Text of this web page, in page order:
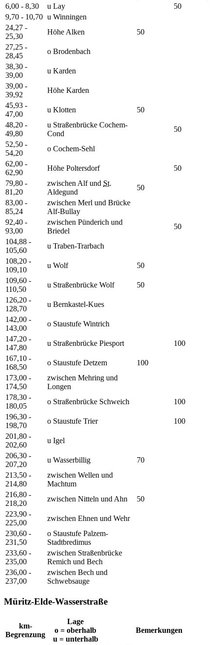
6,00 - 8,30
u Lay
50
9,70 - 10,70 u Winningen
24,27 -
25,30
Höhe Alken
50
27,25 -
28,45
o Brodenbach
38,30 -
39,00
u Karden
39,00 -
39,92
Höhe Karden
45,93 -
47,00
u Klotten
50
48,20 -
49,80
u Straßenbrücke Cochem-
Cond
50
52,50 -
54,20
o Cochem-Sehl
62,00 -
62,90
Höhe Poltersdorf
50
79,80 -
81,20
zwischen Alf und St.
Aldegund
50
83,00 -
85,24
zwischen Merl und Brücke
Alf-Bullay
92,40 -
93,00
zwischen Pünderich und
Briedel
50
104,88 -
105,60
u Traben-Trarbach
108,20 -
109,10
u Wolf
50
109,60 -
110,50
u Straßenbrücke Wolf
50
126,20 -
128,70
u Bernkastel-Kues
142,00 -
143,00
o Staustufe Wintrich
147,20 -
147,80
u Straßenbrücke Piesport
100
167,10 -
168,50
o Staustufe Detzem
100
173,00 -
174,50
zwischen Mehring und
Longen
178,30 -
180,05
o Straßenbrücke Schweich
100
196,30 -
198,70
o Staustufe Trier
100
201,80 -
202,60
u Igel
206,30 -
207,20
u Wasserbillig
70
213,50 -
214,80
zwischen Wellen und
Machtum
216,80 -
218,20
zwischen Nitteln und Ahn
50
223,90 -
225,00
zwischen Ehnen und Wehr
230,60 -
231,50
o Staustufe Palzem-
Stadtbredimus
233,60 -
235,00
zwischen Straßenbrücke
Remich und Bech
236,00 -
237,00
zwischen Bech und
Schwebsauge
Müritz-Elde-Wasserstraße
km-
Begrenzung
Lage
o = oberhalb
u = unterhalb
Bemerkungen